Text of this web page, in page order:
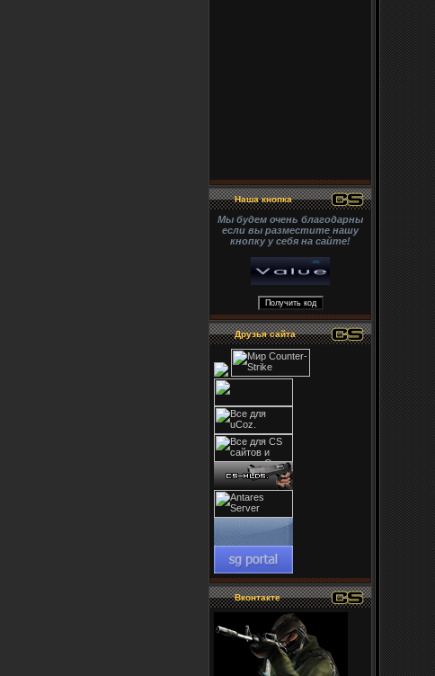
Наша кнопка
Мы будем очень благодарны
если вы разместите нашу
кнопку у себя на сайте!
Друзья сайта
Вконтакте